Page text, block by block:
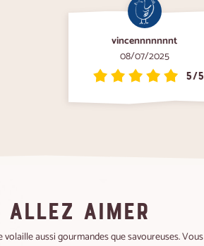
vincennnnnnnt
08/07/2025
5/5
ALLEZ AIMER
aussi gourmandes que savoureuses.